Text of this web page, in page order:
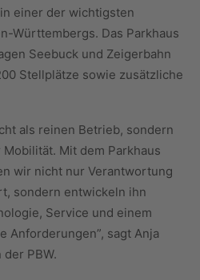
einer der wichtigsten
Württembergs. Das Parkhaus
Seebuck und Zeigerbahn
Stellplätze sowie zusätzliche
als reinen Betrieb, sondern
Mit dem Parkhaus
wir nicht nur Verantwortung
sondern entwickeln ihn
Service und einem
Anforderungen”, sagt Anja
PBW.